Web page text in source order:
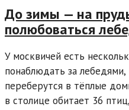
До зимы — на
полюбоваться
У москвичей есть
понаблюдать за
переберутся в тёплые
в столице обитает 36